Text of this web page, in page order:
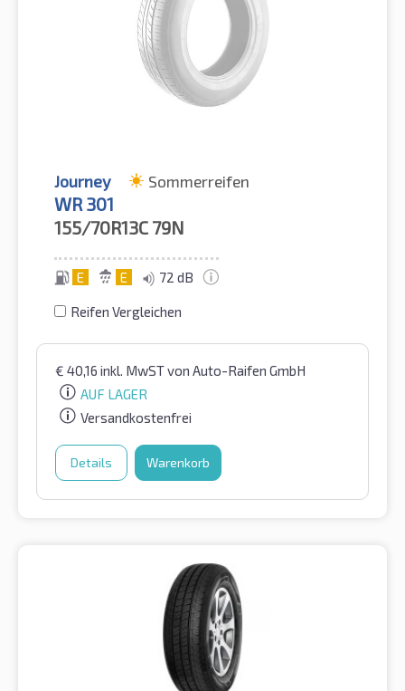
Journey Sommerreifen
WR 301
155/70R13C 79N
E E 72 dB
Reifen Vergleichen
€ 40,16 inkl. MwSTvon Auto-Raifen GmbH
AUF LAGER
Versandkostenfrei
Details Warenkorb